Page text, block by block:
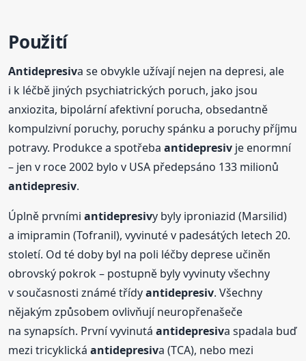
Použití
Antidepresiva se obvykle užívají nejen na depresi, ale
i k léčbě jiných psychiatrických poruch, jako jsou
anxiozita, bipolární afektivní porucha, obsedantně
kompulzivní poruchy, poruchy spánku a poruchy příjmu
potravy. Produkce a spotřebaantidepresiv je enormní
– jen v roce 2002 bylo v USA předepsáno 133 milionů
antidepresiv.
Úplně prvnímiantidepresivy byly iproniazid (Marsilid)
a imipramin (Tofranil), vyvinuté v padesátých letech 20.
století. Od té doby byl na poli léčby deprese učiněn
obrovský pokrok – postupně byly vyvinuty všechny
v současnosti známé třídyantidepresiv. Všechny
nějakým způsobem ovlivňují neuropřenašeče
na synapsích. První vyvinutáantidepresiva spadala buď
mezi tricyklickáantidepresiva (TCA), nebo mezi